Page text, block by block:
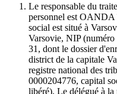
Le responsable du
personnel est
social est situé à
Varsovie, NIP
31, dont le dossier
district de la capitale
registre national des
0000204776, capital
libéré). Le délégué à la